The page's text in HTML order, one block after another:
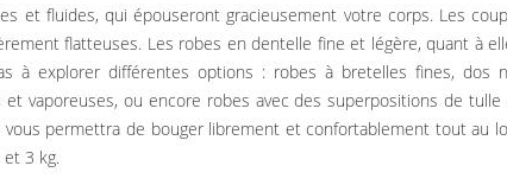
et fluides, qui épouseront gracieusement votre corps. Les
flatteuses. Les robes en dentelle fine et légère, quant à
à explorer différentes options : robes à bretelles fines, dos
vaporeuses, ou encore robes avec des superpositions de tulle
permettra de bouger librement et confortablement tout au
3 kg.